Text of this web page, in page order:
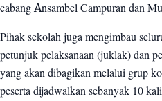
cabang Ansambel Campuran dan
Pihak sekolah juga mengimbau
petunjuk pelaksanaan (juklak) dan
yang akan dibagikan melalui grup
peserta dijadwalkan sebanyak 10